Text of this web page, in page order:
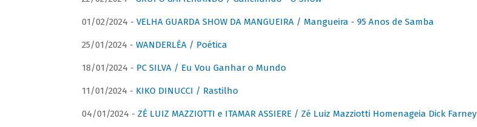
01/02/2024 - VELHA GUARDA SHOW DA MANGUEIRA / Mangueira - 95 Anos de Samba
25/01/2024 - WANDERLÉA / Poética
18/01/2024 - PC SILVA / Eu Vou Ganhar o Mundo
11/01/2024 - KIKO DINUCCI / Rastilho
04/01/2024 - ZÉ LUIZ MAZZIOTTI e ITAMAR ASSIERE / Zé Luiz Mazziotti Homenageia Dick Farney